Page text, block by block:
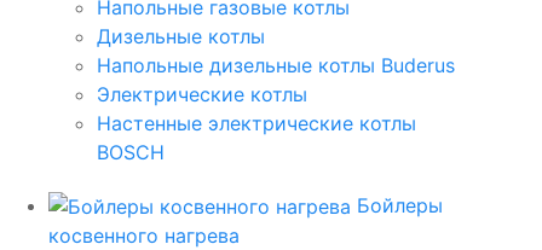
Напольные газовые котлы
Дизельные котлы
Напольные дизельные котлы Buderus
Электрические котлы
Настенные электрические котлы
BOSCH
Бойлеры
косвенного нагрева